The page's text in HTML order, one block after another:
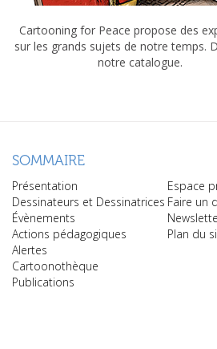
Cartooning for Peace propose des
sur les grands sujets de notre temps.
notre catalogue.
SOMMAIRE
Présentation
Dessinateurs et Dessinatrices
Évènements
Actions pédagogiques
Alertes
Cartoonothèque
Publications
Espace
Faire un
Plan du